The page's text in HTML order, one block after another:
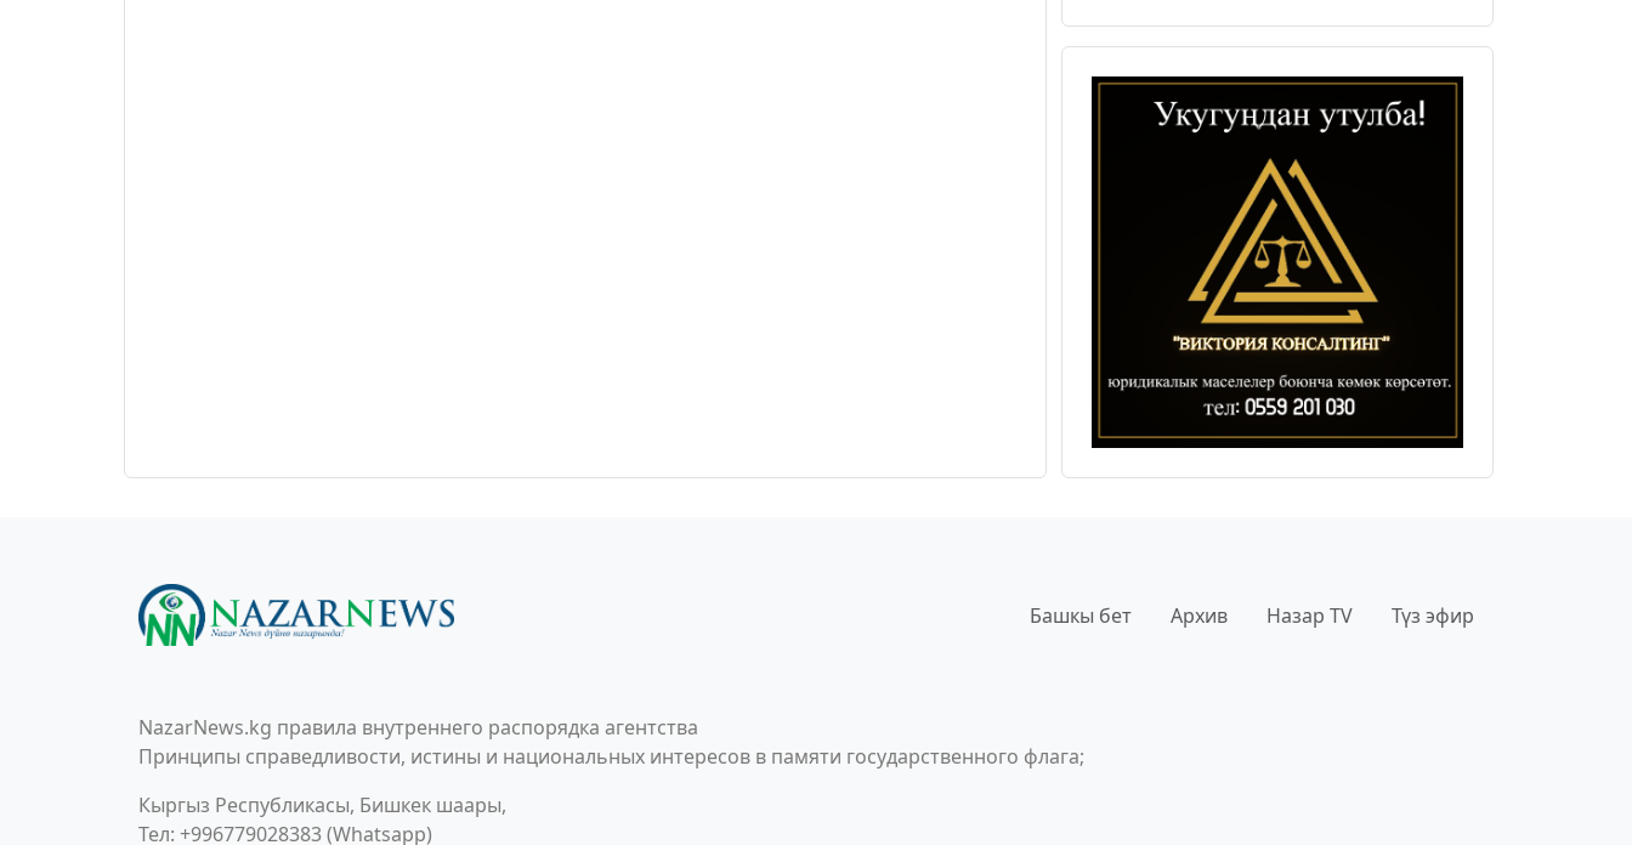
Башкы бет Архив Назар TV Түз эфир
NazarNews.kg правила внутреннего распорядка агентства
Принципы справедливости, истины и национальных интересов в памяти государственного флага;
Кыргыз Республикасы, Бишкек шаары,
Тел: +996779028383 (Whatsapp)